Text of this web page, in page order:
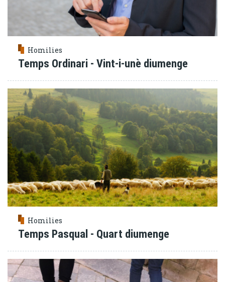
Homilies
Temps Ordinari - Vint-i-unè diumenge
Homilies
Temps Pasqual - Quart diumenge